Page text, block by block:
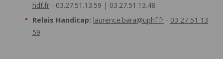
hdf.fr - 03.27.51.13.59 | 03.27.51.13.48
Relais Handicap: laurence.bara@uphf.fr - 03 27 51 13
59